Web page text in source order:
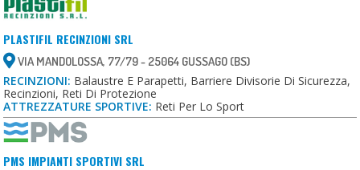
PLASTIFIL RECINZIONI SRL
VIA MANDOLOSSA, 77/79 - 25064 GUSSAGO (BS)
RECINZIONI: Balaustre E Parapetti, Barriere Divisorie Di Sicurezza,
Recinzioni, Reti Di Protezione
ATTREZZATURE SPORTIVE: Reti Per Lo Sport
PMS IMPIANTI SPORTIVI SRL